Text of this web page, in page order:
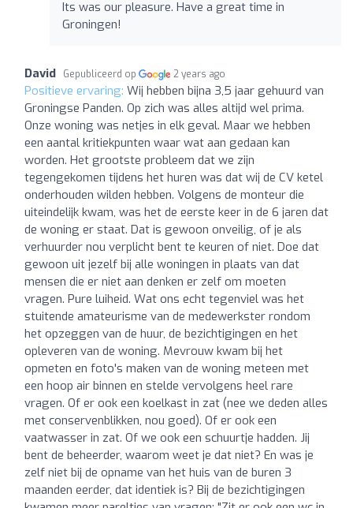
Its was our pleasure. Have a great time in
Groningen!
David Gepubliceerd op 2 years ago
Positieve ervaring: Wij hebben bijna 3,5 jaar gehuurd van
Groningse Panden. Op zich was alles altijd wel prima.
Onze woning was netjes in elk geval. Maar we hebben
een aantal kritiekpunten waar wat aan gedaan kan
worden. Het grootste probleem dat we zijn
tegengekomen tijdens het huren was dat wij de CV ketel
onderhouden wilden hebben. Volgens de monteur die
uiteindelijk kwam, was het de eerste keer in de 6 jaren dat
de woning er staat. Dat is gewoon onveilig, of je als
verhuurder nou verplicht bent te keuren of niet. Doe dat
gewoon uit jezelf bij alle woningen in plaats van dat
mensen die er niet aan denken er zelf om moeten
vragen. Pure luiheid. Wat ons echt tegenviel was het
stuitende amateurisme van de medewerkster rondom
het opzeggen van de huur, de bezichtigingen en het
opleveren van de woning. Mevrouw kwam bij het
opmeten en foto's maken van de woning meteen met
een hoop air binnen en stelde vervolgens heel rare
vragen. Of er ook een koelkast in zat (nee we deden alles
met conservenblikken, nou goed). Of er ook een
vaatwasser in zat. Of we ook een schuurtje hadden. Jij
bent de beheerder, waarom weet je dat niet? En was je
zelf niet bij de opname van het huis van de buren 3
maanden eerder, dat identiek is? Bij de bezichtigingen